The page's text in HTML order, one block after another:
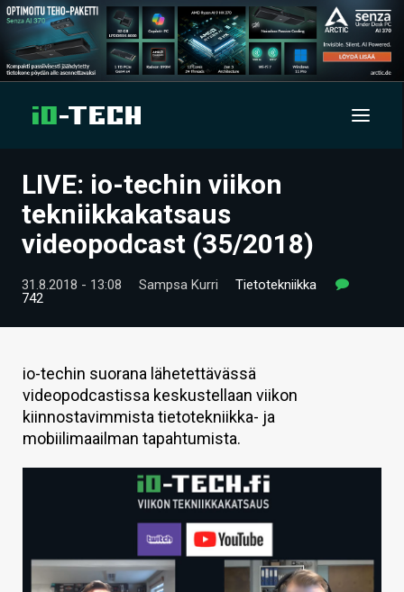
UUTISET
ARTIKKELIT
VIDEOT
HINTA.FI
KAUPPA
VAIHDA TEEMA
HAKU
LIVE: io-techin viikon
tekniikkakatsaus
videopodcast (35/2018)
31.8.2018 - 13:08 Sampsa Kurri
Tietotekniikka
742
io-techin suorana lähetettävässä
videopodcastissa keskustellaan viikon
kiinnostavimmista tietotekniikka- ja
mobiilimaailman tapahtumista.